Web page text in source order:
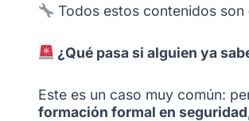
Todos estos contenidos son
¿Qué pasa si alguien ya
Este es un caso muy común:
formación formal en